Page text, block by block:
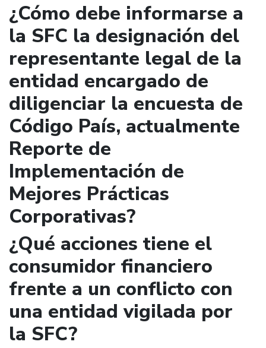
¿Cómo debe informarse a
la SFC la designación del
representante legal de la
entidad encargado de
diligenciar la encuesta de
Código País, actualmente
Reporte de
Implementación de
Mejores Prácticas
Corporativas?
¿Qué acciones tiene el
consumidor financiero
frente a un conflicto con
una entidad vigilada por
la SFC?